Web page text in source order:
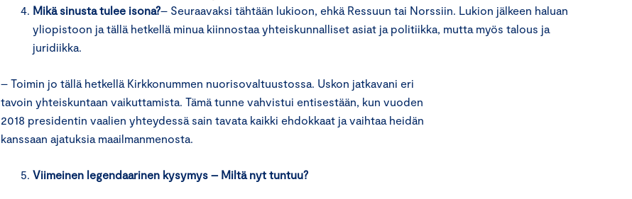
Mikä sinusta tulee isona?– Seuraavaksi tähtään lukioon, ehkä Ressuun tai Norssiin. Lukion jälkeen haluan
yliopistoon ja tällä hetkellä minua kiinnostaa yhteiskunnalliset asiat ja politiikka, mutta myös talous ja
juridiikka.
– Toimin jo tällä hetkellä Kirkkonummen nuorisovaltuustossa. Uskon jatkavani eri
tavoin yhteiskuntaan vaikuttamista. Tämä tunne vahvistui entisestään, kun vuoden
2018 presidentin vaalien yhteydessä sain tavata kaikki ehdokkaat ja vaihtaa heidän
kanssaan ajatuksia maailmanmenosta.
Viimeinen legendaarinen kysymys – Miltä nyt tuntuu?